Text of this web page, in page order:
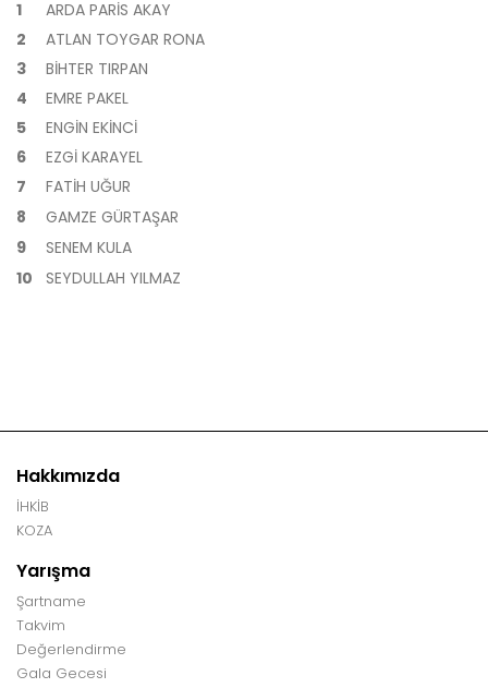
1
ARDA PARİS AKAY
2
ATLAN TOYGAR RONA
3
BİHTER TIRPAN
4
EMRE PAKEL
5
ENGİN EKİNCİ
6
EZGİ KARAYEL
7
FATİH UĞUR
8
GAMZE GÜRTAŞAR
9
SENEM KULA
10
SEYDULLAH YILMAZ
Hakkımızda
İHKİB
KOZA
Yarışma
Şartname
Takvim
Değerlendirme
Gala Gecesi